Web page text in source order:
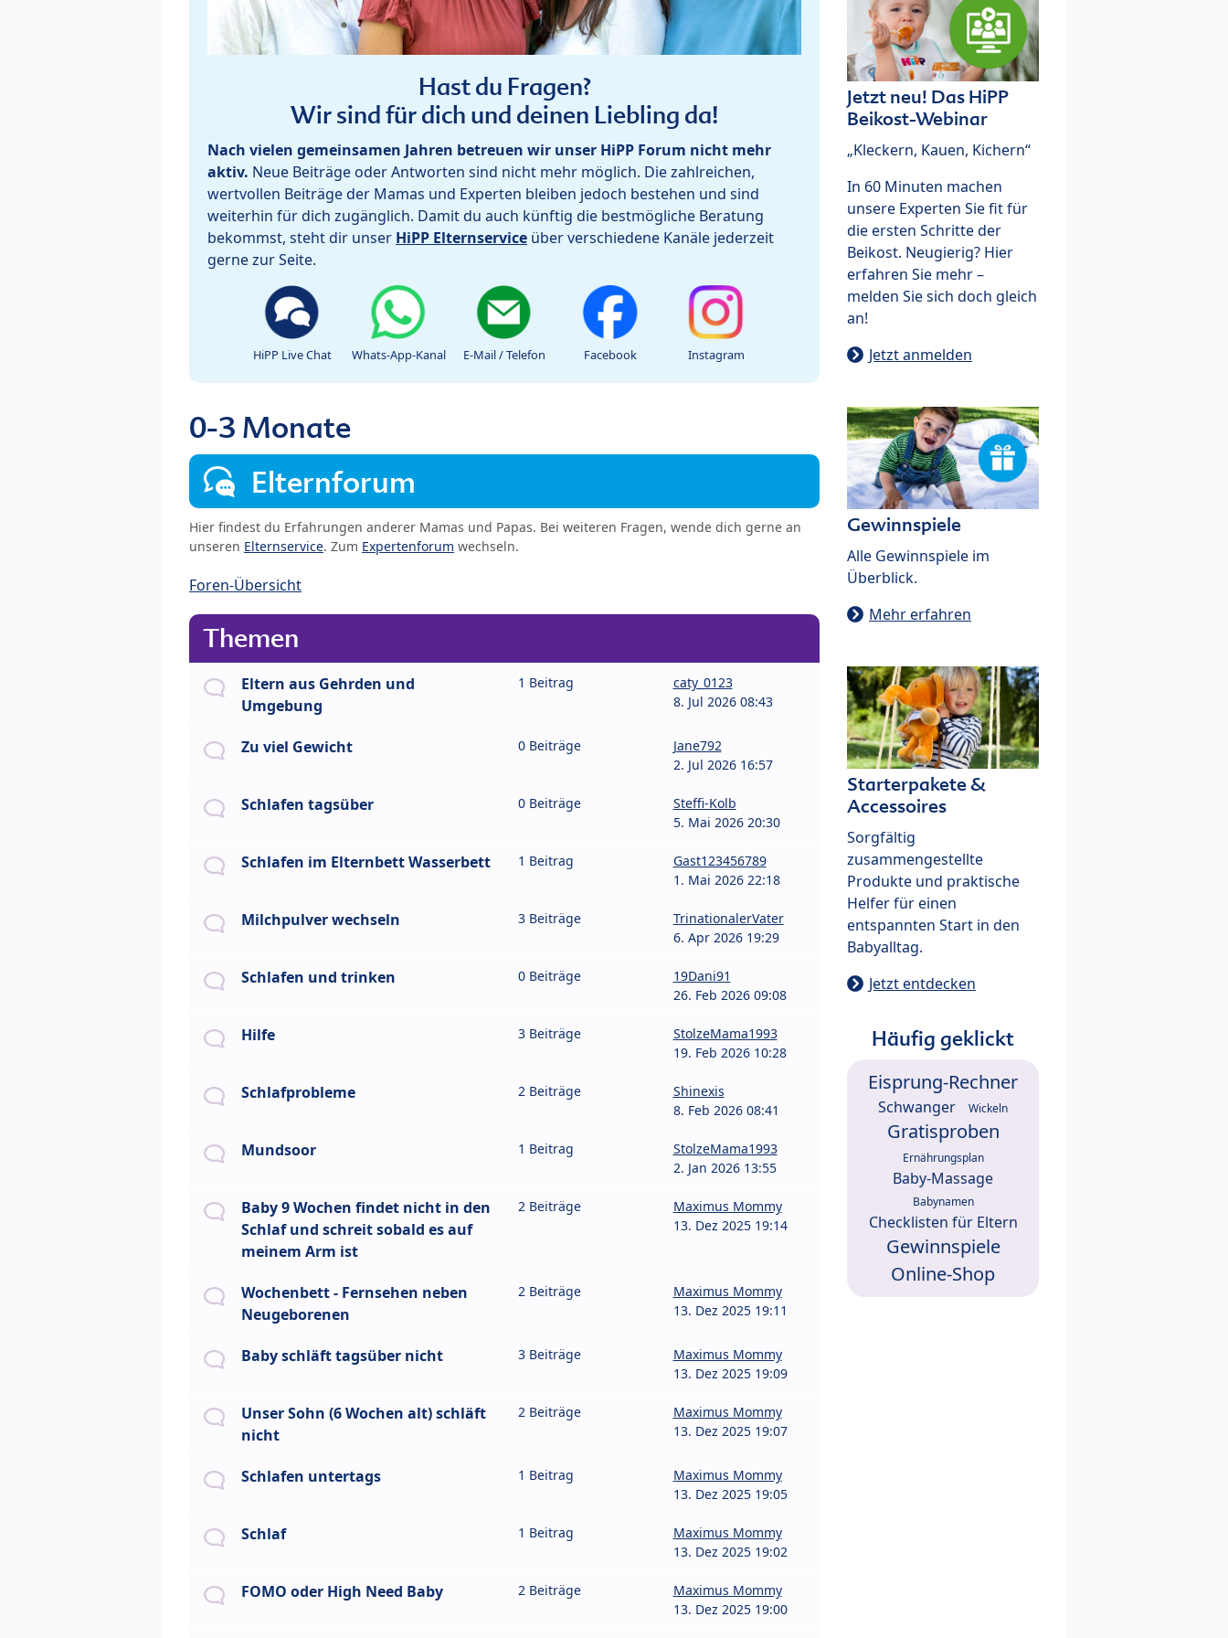
Hast du Fragen?
Wir sind für dich und deinen Liebling da!
Nach vielen gemeinsamen Jahren betreuen wir unser HiPP Forum nicht mehr
aktiv. Neue Beiträge oder Antworten sind nicht mehr möglich. Die zahlreichen,
wertvollen Beiträge der Mamas und Experten bleiben jedoch bestehen und sind
weiterhin für dich zugänglich. Damit du auch künftig die bestmögliche Beratung
bekommst, steht dir unser HiPP Elternservice über verschiedene Kanäle jederzeit
gerne zur Seite.
HiPP Live Chat Whats-App-Kanal E-Mail / Telefon Facebook Instagram
0-3 Monate
Elternforum
Hier findest du Erfahrungen anderer Mamas und Papas. Bei weiteren Fragen, wende dich gerne an
unseren Elternservice. Zum Expertenforum wechseln.
Foren-Übersicht
Themen
Eltern aus Gehrden und
Umgebung
1 Beitrag
caty_0123
8. Jul 2026 08:43
Zu viel Gewicht 0 Beiträge
Jane792
2. Jul 2026 16:57
Schlafen tagsüber 0 Beiträge
Steffi-Kolb
5. Mai 2026 20:30
Schlafen im Elternbett Wasserbett 1 Beitrag
Gast123456789
1. Mai 2026 22:18
Milchpulver wechseln 3 Beiträge
TrinationalerVater
6. Apr 2026 19:29
Schlafen und trinken 0 Beiträge
19Dani91
26. Feb 2026 09:08
Hilfe 3 Beiträge
StolzeMama1993
19. Feb 2026 10:28
Schlafprobleme 2 Beiträge
Shinexis
8. Feb 2026 08:41
Mundsoor 1 Beitrag
StolzeMama1993
2. Jan 2026 13:55
Baby 9 Wochen findet nicht in den
Schlaf und schreit sobald es auf
meinem Arm ist
2 Beiträge
Maximus Mommy
13. Dez 2025 19:14
Wochenbett - Fernsehen neben
Neugeborenen
2 Beiträge
Maximus Mommy
13. Dez 2025 19:11
Baby schläft tagsüber nicht 3 Beiträge
Maximus Mommy
13. Dez 2025 19:09
Unser Sohn (6 Wochen alt) schläft
nicht
2 Beiträge
Maximus Mommy
13. Dez 2025 19:07
Schlafen untertags 1 Beitrag
Maximus Mommy
13. Dez 2025 19:05
Schlaf 1 Beitrag
Maximus Mommy
13. Dez 2025 19:02
FOMO oder High Need Baby 2 Beiträge
Maximus Mommy
13. Dez 2025 19:00
Jetzt neu! Das HiPP
Beikost-Webinar
„Kleckern, Kauen, Kichern“
In 60 Minuten machen
unsere Experten Sie fit für
die ersten Schritte der
Beikost. Neugierig? Hier
erfahren Sie mehr –
melden Sie sich doch gleich
an!
Jetzt anmelden
Gewinnspiele
Alle Gewinnspiele im
Überblick.
Mehr erfahren
Starterpakete &
Accessoires
Sorgfältig
zusammengestellte
Produkte und praktische
Helfer für einen
entspannten Start in den
Babyalltag.
Jetzt entdecken
Häufig geklickt
Eisprung-Rechner
Schwanger Wickeln
Gratisproben
Ernährungsplan
Baby-Massage
Babynamen
Checklisten für Eltern
Gewinnspiele
Online-Shop